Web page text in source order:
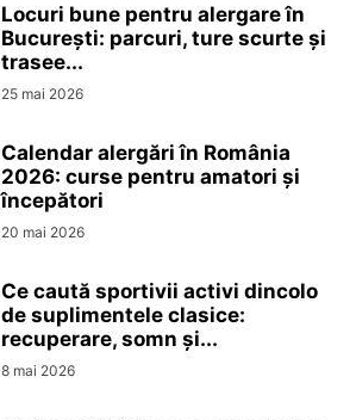
Locuri bune pentru alergare în
București: parcuri, ture scurte și
trasee...
25 mai 2026
Calendar alergări în România
2026: curse pentru amatori și
începători
20 mai 2026
Ce caută sportivii activi dincolo
de suplimentele clasice:
recuperare, somn și...
8 mai 2026